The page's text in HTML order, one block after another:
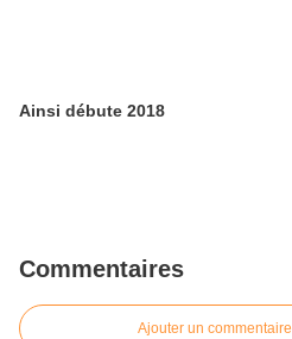
Ainsi débute 2018
Commentaires
Ajouter un commentaire